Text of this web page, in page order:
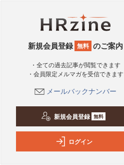
新規会員登録 無料 のご案内
・全ての過去記事が閲覧できます
・会員限定メルマガを受信できます
メールバックナンバー
新規会員登録 無料
ログイン